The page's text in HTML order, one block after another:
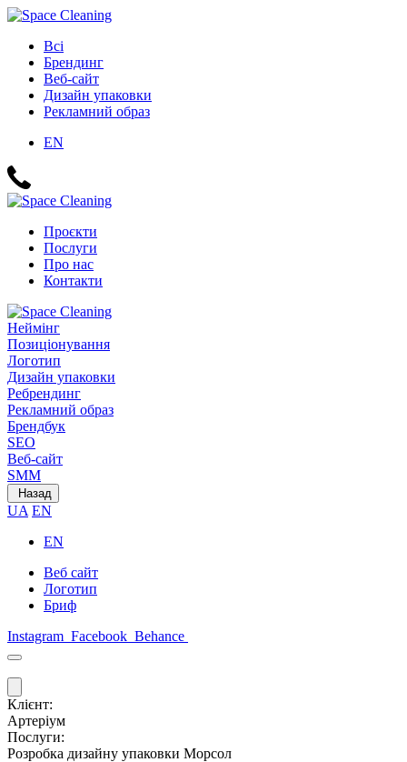
Всі
Брендинг
Веб-сайт
Дизайн упаковки
Рекламний образ
EN
Проєкти
Послуги
Про нас
Контакти
Неймінг
Позиціонування
Логотип
Дизайн упаковки
Ребрендинг
Рекламний образ
Брендбук
SEO
Веб-сайт
SMM
Назад
UA EN
EN
Веб сайт
Логотип
Бриф
Instagram Facebook Behance
Клієнт:
Артеріум
Послуги:
Розробка дизайну упаковки Морсол